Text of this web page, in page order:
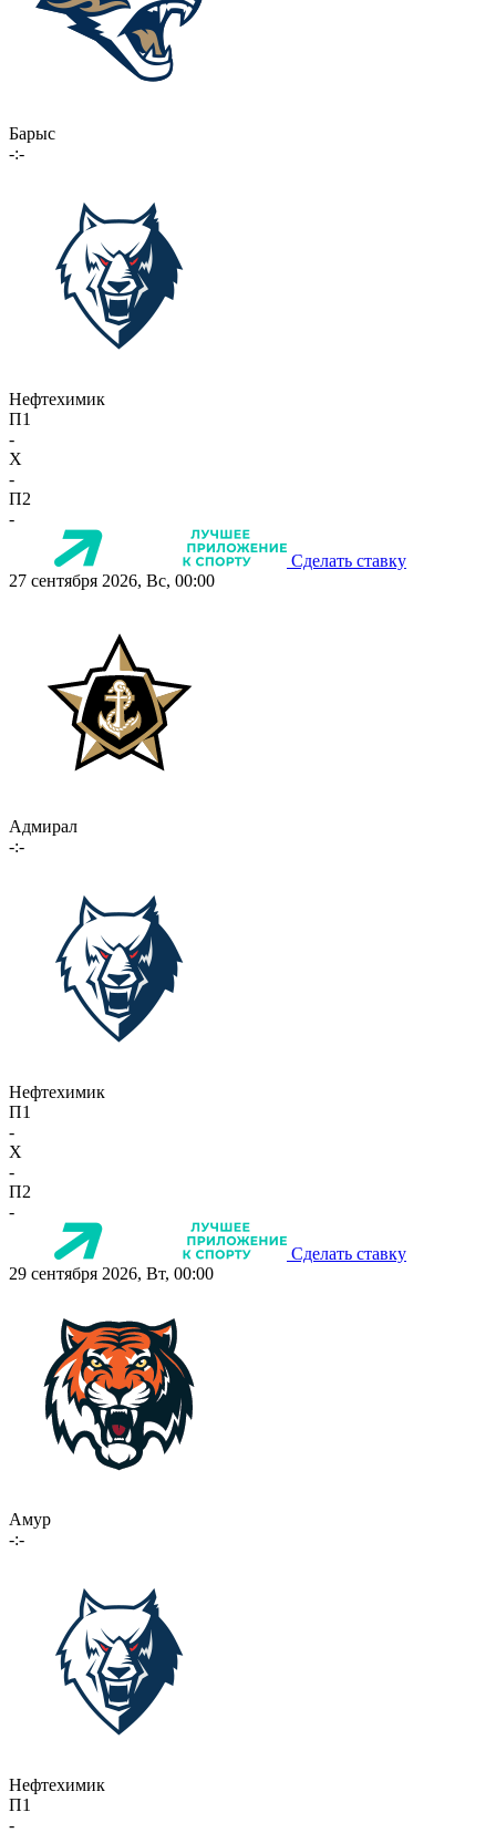
Барыс
-:-
Нефтехимик
П1
-
X
-
П2
-
Сделать ставку
27 сентября 2026, Вс, 00:00
Адмирал
-:-
Нефтехимик
П1
-
X
-
П2
-
Сделать ставку
29 сентября 2026, Вт, 00:00
Амур
-:-
Нефтехимик
П1
-